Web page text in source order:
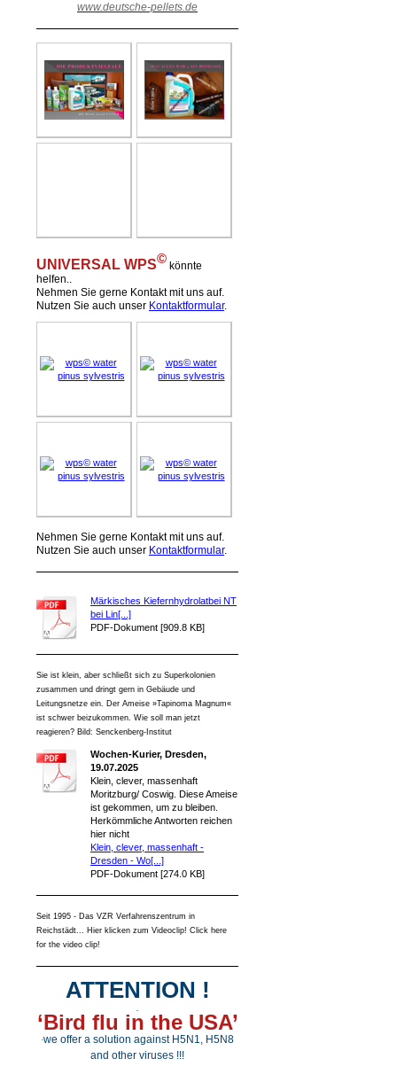
www.deutsche-pellets.de
UNIVERSAL WPS© könnte
helfen..
Nehmen Sie gerne Kontakt mit uns auf.
Nutzen Sie auch unser Kontaktformular.
Nehmen Sie gerne Kontakt mit uns auf.
Nutzen Sie auch unser Kontaktformular.
Märkisches Kiefernhydrolatbei NT
bei Lin[...]
PDF-Dokument [909.8 KB]
Sie ist klein, aber schließt sich zu Superkolonien
zusammen und dringt gern in Gebäude und
Leitungsnetze ein. Der Ameise »Tapinoma Magnum«
ist schwer beizukommen. Wie soll man jetzt
reagieren? Bild: Senckenberg-Institut
Wochen-Kurier, Dresden,
19.07.2025
Klein, clever, massenhaft
Moritzburg/ Coswig. Diese Ameise
ist gekommen, um zu bleiben.
Herkömmliche Antworten reichen
hier nicht
Klein, clever, massenhaft -
Dresden - Wo[...]
PDF-Dokument [274.0 KB]
Seit 1995 - Das VZR Verfahrenszentrum in
Reichstädt... Hier klicken zum Videoclip! Click here
for the video clip!
ATTENTION !
‘Bird flu in the USA’
we offer a solution against H5N1, H5N8
and other viruses !!!